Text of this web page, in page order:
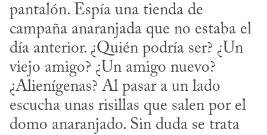
pantalón. Espía una tienda de
campaña anaranjada que no estaba el
día anterior. ¿Quién podría ser? ¿Un
viejo amigo? ¿Un amigo nuevo?
¿Alienígenas? Al pasar a un lado
escucha unas risillas que salen por el
domo anaranjado. Sin duda se trata